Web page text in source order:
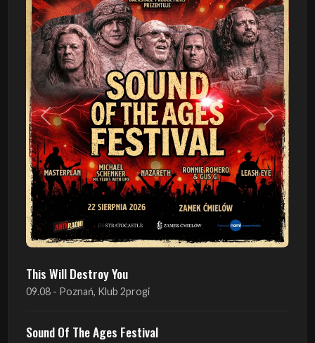
Poprzedni Następny
This Will Destroy You
09.08 - Poznań, Klub 2progi
Sound Of The Ages Festival